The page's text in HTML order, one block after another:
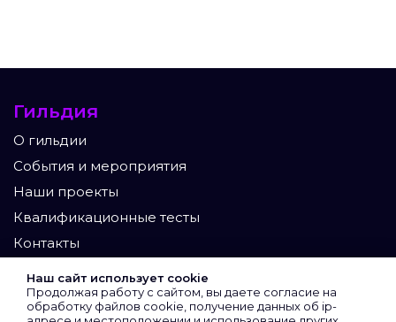
Гильдия
О гильдии
События и мероприятия
Наши проекты
Квалификационные тесты
Контакты
Участники
Экспертный клуб
Наш сайт использует cookie
Продолжая работу с сайтом, вы даете согласие на
обработку файлов cookie, получение данных об ip-